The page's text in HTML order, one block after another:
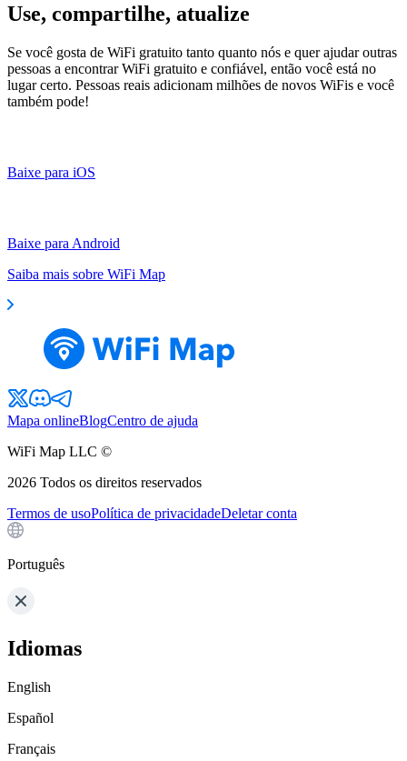
Use, compartilhe, atualize
Se você gosta de WiFi gratuito tanto quanto nós e quer ajudar outras
pessoas a encontrar WiFi gratuito e confiável, então você está no
lugar certo. Pessoas reais adicionam milhões de novos WiFis e você
também pode!
Baixe para iOS
Baixe para Android
Saiba mais sobre WiFi Map
Mapa onlineBlogCentro de ajuda
WiFi Map LLC ©
2026 Todos os direitos reservados
Termos de usoPolítica de privacidadeDeletar conta
Português
Idiomas
English
Español
Français